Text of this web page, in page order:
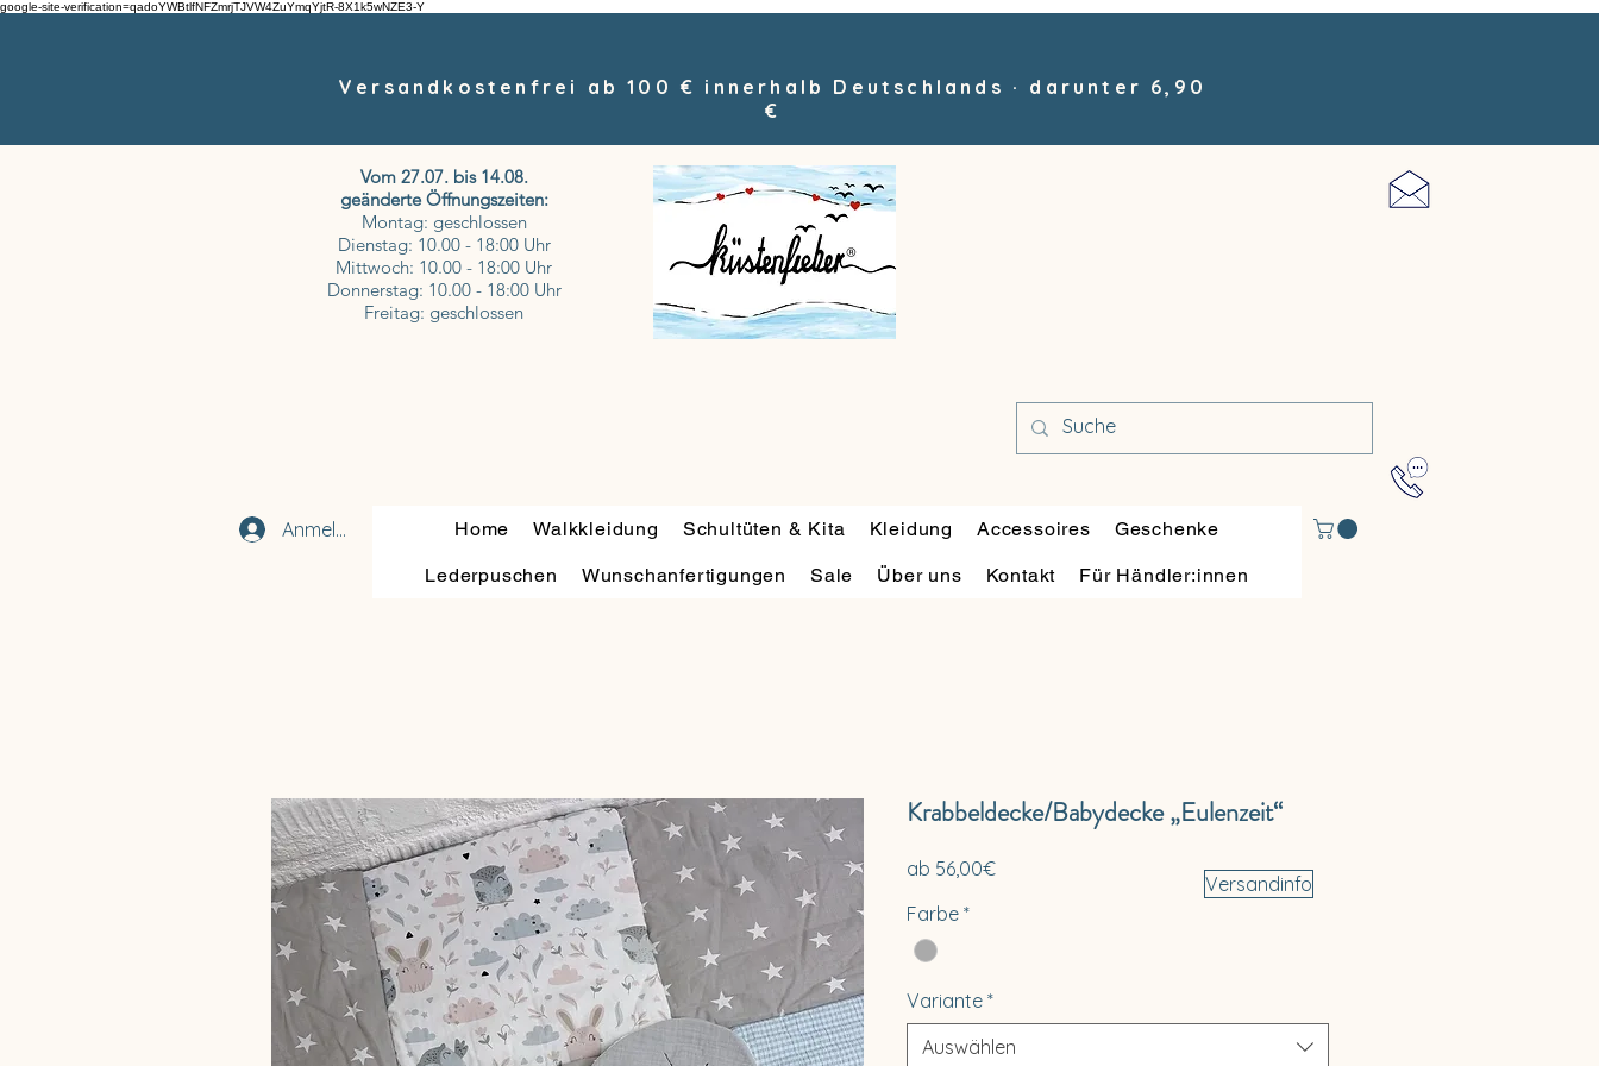
google-site-verification=qadoYWBtlfNFZmrjTJVW4ZuYmqYjtR-8X1k5wNZE3-Y
Versandkostenfrei ab 100 € innerhalb Deutschlands · darunter 6,90
€
Vom 27.07. bis 14.08.
geänderte Öffnungszeiten:
Montag: geschlossen
Dienstag: 10.00 - 18:00 Uhr
Mittwoch: 10.00 - 18:00 Uhr
Donnerstag: 10.00 - 18:00 Uhr
Freitag: geschlossen
Anmelden Home Walkkleidung Schultüten & Kita Kleidung Accessoires Geschenke
Lederpuschen Wunschanfertigungen Sale Über uns Kontakt Für Händler:innen
Krabbeldecke/Babydecke „Eulenzeit“
ab 56,00€Sale-
Farbe *
Variante *
Auswählen
Versandinfo